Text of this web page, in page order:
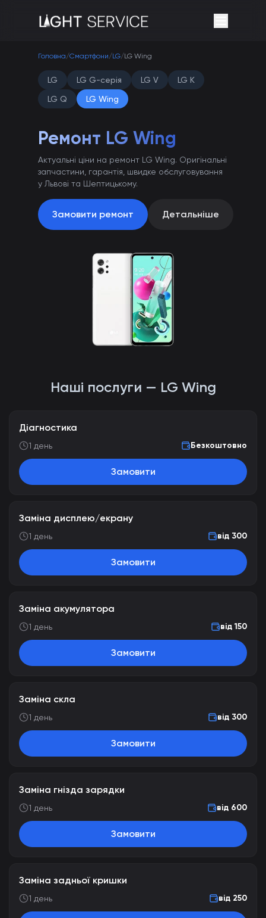
Головна/Смартфони/LG/LG Wing
LG LG G-серія LG V
LG K
LG Q
LG Wing
Ремонт LG Wing
Актуальні ціни на ремонт LG Wing. Оригінальні
запчастини, гарантія, швидке обслуговування
у Львові та Шептицькому.
Замовити ремонт Детальніше
Наші послуги — LG Wing
Діагностика
1 день Безкоштовно
Замовити
Заміна дисплею/екрану
1 день від 300
Замовити
Заміна акумулятора
1 день від 150
Замовити
Заміна скла
1 день від 300
Замовити
Заміна гнізда зарядки
1 день від 600
Замовити
Заміна задньої кришки
1 день від 250